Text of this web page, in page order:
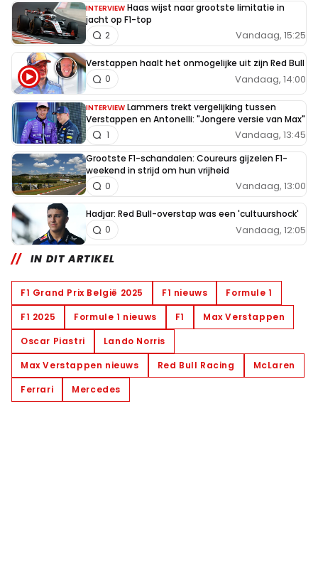
INTERVIEW Haas wijst naar grootste limitatie in
jacht op F1-top
Vandaag, 15:25
2
Verstappen haalt het onmogelijke uit zijn Red Bull
Vandaag, 14:00
0
INTERVIEW Lammers trekt vergelijking tussen
Verstappen en Antonelli: "Jongere versie van Max"
Vandaag, 13:45
1
Grootste F1-schandalen: Coureurs gijzelen F1-
weekend in strijd om hun vrijheid
Vandaag, 13:00
0
Hadjar: Red Bull-overstap was een 'cultuurshock'
Vandaag, 12:05
0
IN DIT ARTIKEL
F1 Grand Prix België 2025 F1 nieuws
Formule 1
F1 2025
Formule 1 nieuws F1
Max Verstappen
Oscar Piastri
Lando Norris
Max Verstappen nieuws
Red Bull Racing
McLaren
Ferrari
Mercedes